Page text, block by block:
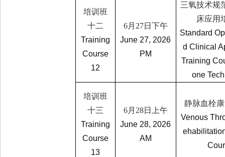
培训班
十二
Training
Course
12
6月 27日下午
June 27, 2026
PM
三氧技术规
床应用
Standard
d Clinical
Training
one
培训班
十三
Training
Course
13
6月 28日上午
June 28, 2026
AM
静脉血栓
Venous